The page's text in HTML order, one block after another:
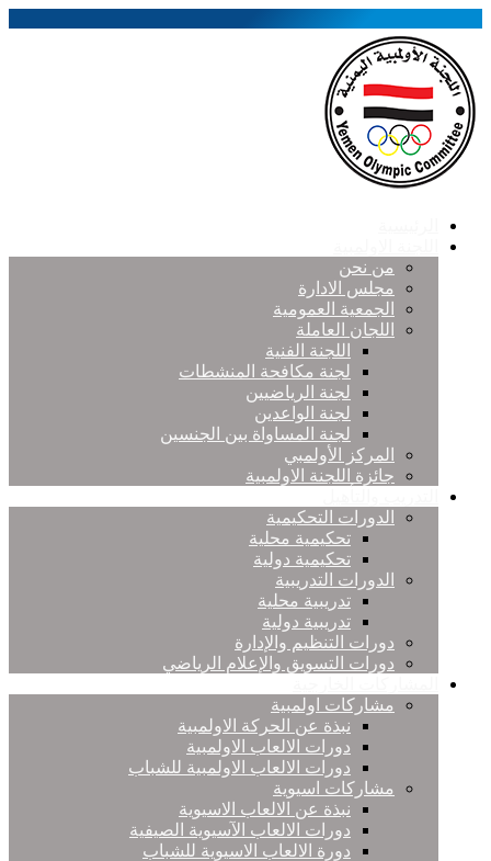
من نحن
مجلس الادارة
الجمعية العمومية
اللجان العاملة
اللجنة الفنية
لجنة مكافحة المنشطات
لجنة الرياضيين
لجنة الواعدين
لجنة المساواة بين الجنسين
المركز الأولمبي
جائزة اللجنة الاولمبية
الدورات التحكيمية
تحكيمية محلية
تحكيمية دولية
الدورات التدريبية
تدريبية محلية
تدريبية دولية
دورات التنظيم والإدارة
دورات التسويق والإعلام الرياضي
مشاركات اولمبية
نبذة عن الحركة الاولمبية
دورات الالعاب الاولمبية
دورات الالعاب الاولمبية للشباب
مشاركات اسيوية
نبذة عن الالعاب الاسيوية
دورات الالعاب الآسيوية الصيفية
دورة الالعاب الاسيوية للشباب